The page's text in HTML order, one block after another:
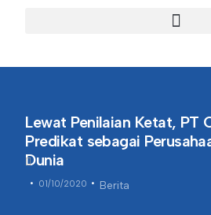
Lewat Penilaian Ketat, PT
Predikat sebagai
Dunia
01/10/2020 Berita